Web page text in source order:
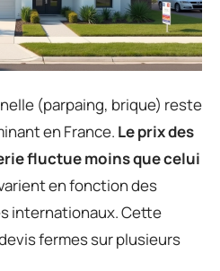
(parpaing, brique) reste
en France. Le prix des
fluctue moins que celui
en fonction des
internationaux. Cette
fermes sur plusieurs